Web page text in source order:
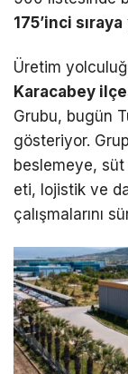
175’inci sıraya
Üretim
Karacabey
Grubu, bugün
gösteriyor.
beslemeye,
eti, lojistik ve
çalışmalarını